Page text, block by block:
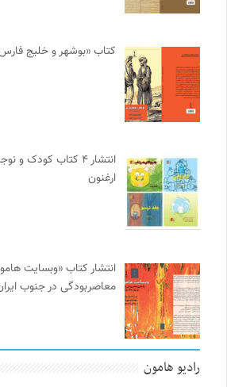
کتاب «بوشهر و خلیج فارس در سال
انتشار ۴ کتاب کودک
ارغنون
انتشار کتاب «وبسایت
معاصربودگی در جنوب
رادیو هامون